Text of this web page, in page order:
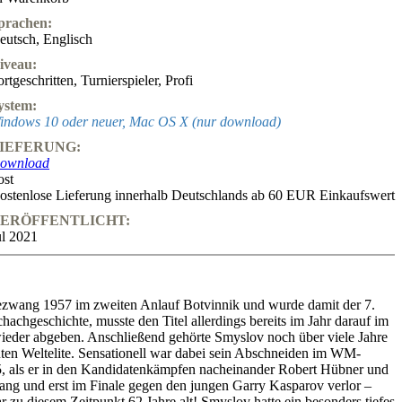
, Englisch
, Turnierspieler, Profi
10 oder neuer, Mac OS X (nur download)
Lieferung innerhalb Deutschlands ab 60 EUR Einkaufswert
2021
1957 im zweiten Anlauf Botvinnik und wurde damit der 7.
musste den Titel allerdings bereits im Jahr darauf im
abgeben. Anschließend gehörte Smyslov noch über viele Jahre
Weltelite. Sensationell war dabei sein Abschneiden im WM-
als er in den Kandidatenkämpfen nacheinander Robert Hübner und
und erst im Finale gegen den jungen Garry Kasparov verlor –